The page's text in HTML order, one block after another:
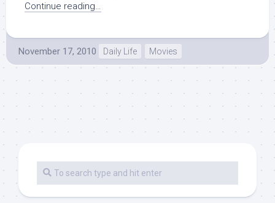
Continue reading…
November 17, 2010 Daily Life Movies